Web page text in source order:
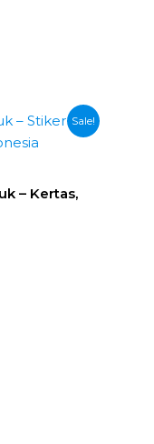
Sale!
– Kertas,